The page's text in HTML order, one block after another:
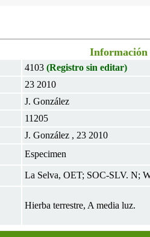
Información
4103 (Registro sin editar)
23 2010
J. González
11205
J. González , 23 2010
Especimen
La Selva, OET; SOC-SLV. N;
Hierba terrestre, A media luz.